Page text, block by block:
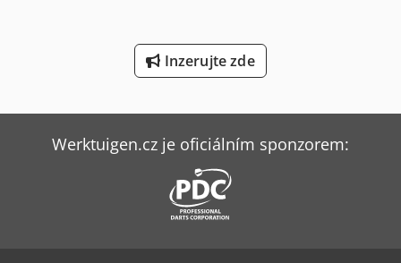
Mercedes Benz Sklápěč
Mercedes-Benz Sprinter 316
Mercedes-Benz V
Inzerujte zde
Werktuigen.cz je oficiálním sponzorem: